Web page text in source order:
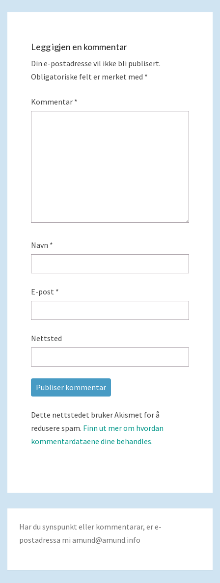
Legg igjen en kommentar
Din e-postadresse vil ikke bli publisert.
Obligatoriske felt er merket med *
Kommentar *
Navn *
E-post *
Nettsted
Dette nettstedet bruker Akismet for å
redusere spam. Finn ut mer om hvordan
kommentardataene dine behandles.
Har du synspunkt eller kommentarar, er e-
postadressa mi amund@amund.info